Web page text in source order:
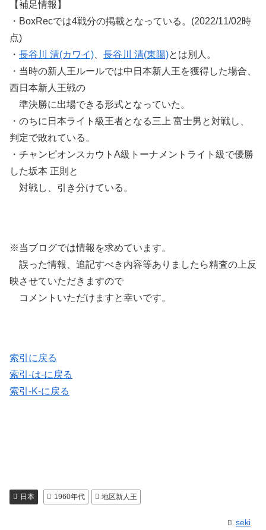
【補足情報】
・BoxRecでは4戦分の掲載となっている。(2022/11/02時
点)
・ 長谷川 清(カワイ) 長谷川 清(東陽)とは別人。
・当時の新人王ルールでは中日本新人王を獲得した場合、
西日本新人王戦の
準決勝に出場できる形式となっていた。
・のちに日本ライト級王者となる三上 富士男と対戦し、
判定で敗れている。
・チャンピオンスカウトA級トーナメントライト級で優勝
した坂本 正則と
対戦し、引き分けている。
※当ブログでは情報を求めています。
誤った情報、追記すべき内容等ありましたら精査の上反
映させていただきますので
コメントいただけますと幸いです。
索引に戻る
索引-は-に戻る
索引-K-に戻る
日本 1960年代 地区新人王
seki